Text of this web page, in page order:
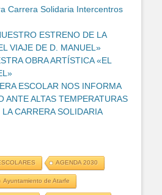
Carrera Solidaria Intercentros
ESTRENO DE LA
VIAJE DE D. MANUEL»
OBRA ARTÍSTICA «EL
ESCOLAR NOS INFORMA
ANTE ALTAS TEMPERATURAS
CARRERA SOLIDARIA
AGENDA 2030
Ayuntamiento de Atarfe